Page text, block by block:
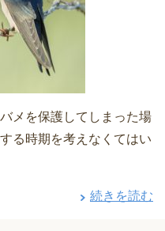
メを保護してしまった場
る時期を考えなくてはい
続きを読む